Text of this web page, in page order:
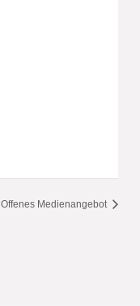
Offenes Medienangebot